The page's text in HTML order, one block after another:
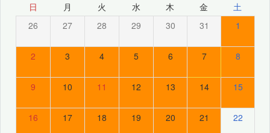
日 月 火 水 木 金 土
26 27 28 29 30 31 1
2 3 4 5 6 7 8
9 10 11 12 13 14 15
16 17 18 19 20 21 22